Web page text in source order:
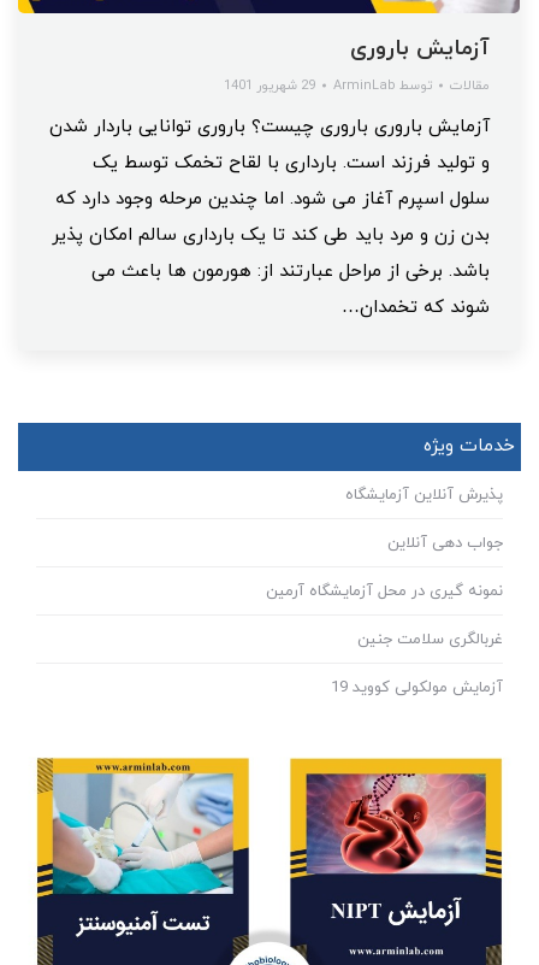
آزمایش باروری
مقالات توسط ArminLab 29 شهریور 1401
آزمایش باروری باروری چیست؟ باروری توانایی باردار شدن
و تولید فرزند است. بارداری با لقاح تخمک توسط یک
سلول اسپرم آغاز می شود. اما چندین مرحله وجود دارد که
بدن زن و مرد باید طی کند تا یک بارداری سالم امکان پذیر
باشد. برخی از مراحل عبارتند از: هورمون ها باعث می
شوند که تخمدان…
خدمات ویژه
پذیرش آنلاین آزمایشگاه
جواب دهی آنلاین
نمونه گیری در محل آزمایشگاه آرمین
غربالگری سلامت جنین
آزمایش مولکولی کووید 19